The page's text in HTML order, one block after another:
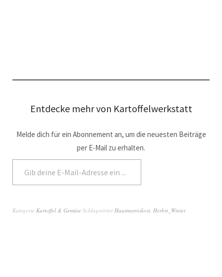
Entdecke mehr von Kartoffelwerkstatt
Melde dich für ein Abonnement an, um die neuesten Beiträge
per E-Mail zu erhalten.
Kategorie Kartoffel & Gemüse SchlagwörterHausmannskost, Herbst_Winter